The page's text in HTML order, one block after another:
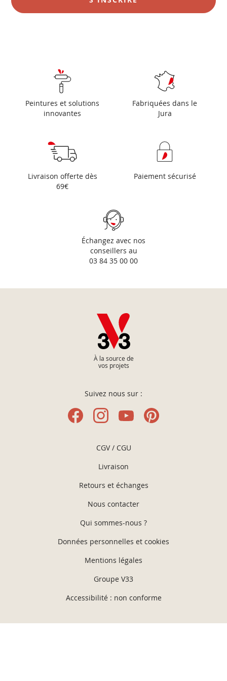
:
Peintures et solutions
innovantes
Fabriquées dans le
Jura
Livraison offerte dès
69€
Paiement sécurisé
Échangez avec nos
conseillers au
03 84 35 00 00
À la source de
vos projets
Suivez nous sur :
CGV / CGU
Livraison
Retours et échanges
Nous contacter
Qui sommes-nous ?
Données personnelles et cookies
Mentions légales
Groupe V33
Accessibilité : non conforme